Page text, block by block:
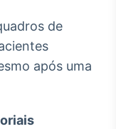
de
após uma